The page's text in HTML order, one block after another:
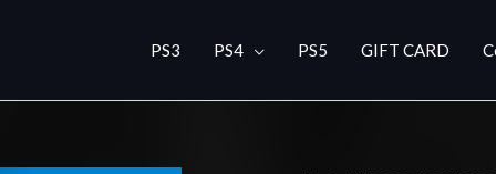
PS3 PS4 PS5 GIFT CARD